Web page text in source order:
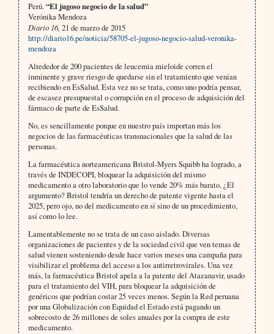
Perú.“El jugoso negocio de la salud”
Verónika Mendoza
Diario 16, 21 de marzo de 2015
http://diario16.pe/noticia/58705-el-jugoso-negocio-salud-veronika-
mendoza
Alrededor de 200 pacientes de leucemia mieloide corren el
inminente y grave riesgo de quedarse sin el tratamiento que venían
recibiendo en EsSalud. Esta vez no se trata, como uno podría pensar,
de escasez presupuestal o corrupción en el proceso de adquisición del
fármaco de parte de EsSalud.
No, es sencillamente porque en nuestro país importan más los
negocios de las farmacéuticas transnacionales que la salud de las
personas.
La farmacéutica norteamericana Bristol-Myers Squibb ha logrado, a
través de INDECOPI, bloquear la adquisición del mismo
medicamento a otro laboratorio que lo vende 20% más barato. ¿El
argumento? Bristol tendría un derecho de patente vigente hasta el
2025, pero ojo, no del medicamento en sí sino de un procedimiento,
así como lo lee.
Lamentablemente no se trata de un caso aislado. Diversas
organizaciones de pacientes y de la sociedad civil que ven temas de
salud vienen sosteniendo desde hace varios meses una campaña para
visibilizar el problema del acceso a los antirretrovirales. Una vez
más, la farmacéutica Bristol apela a la patente del Atazanavir, usado
para el tratamiento del VIH, para bloquear la adquisición de
genéricos que podrían costar 25 veces menos. Según la Red peruana
por una Globalización con Equidad el Estado está pagando un
sobrecosto de 26 millones de soles anuales por la compra de este
medicamento.